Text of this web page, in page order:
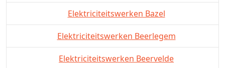
Elektriciteitswerken Bazel
Elektriciteitswerken Beerlegem
Elektriciteitswerken Beervelde